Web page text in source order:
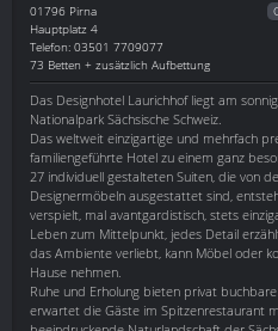
01796 Pirna
Hauptplatz 4
Telefon: 03501 7709077
73 Betten + zusätzlich Aufbettung
Das Designhotel Laurichhof liegt am
Nationalpark Sächsische Schweiz.
Das weltweit einzigartige und mehrfach
familiengeführte Hotel zu einem ganz
27 individuell gestalteten Suiten, die von
Designermöbeln ausgestattet sind,
verspielt, mal avantgardistisch, stets
Leben zum Mittelpunkt, jedes Detail
das Ambiente verliebt, kann Möbel oder
Hause nehmen.
Ruhe und Erholung bieten privat buchbare
erwartet die Gäste im Spitzenrestaurant